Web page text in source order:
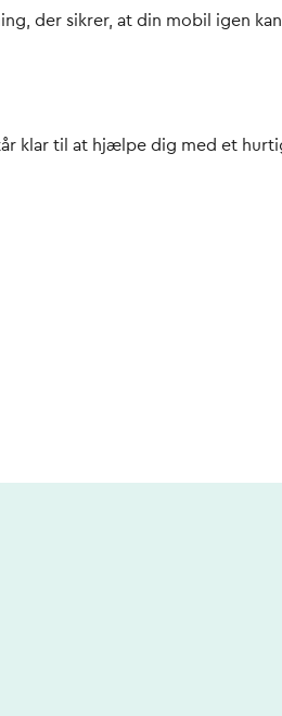
der sikrer, at din mobil igen
klar til at hjælpe dig med et